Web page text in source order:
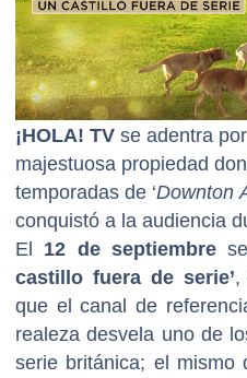
¡HOLA! TV se adentra
majestuosa propiedad
temporadas de ‘Downton
conquistó a la audiencia
El 12 de septiembre
castillo fuera de serie’,
que el canal de
realeza desvela uno de
serie británica; el mismo